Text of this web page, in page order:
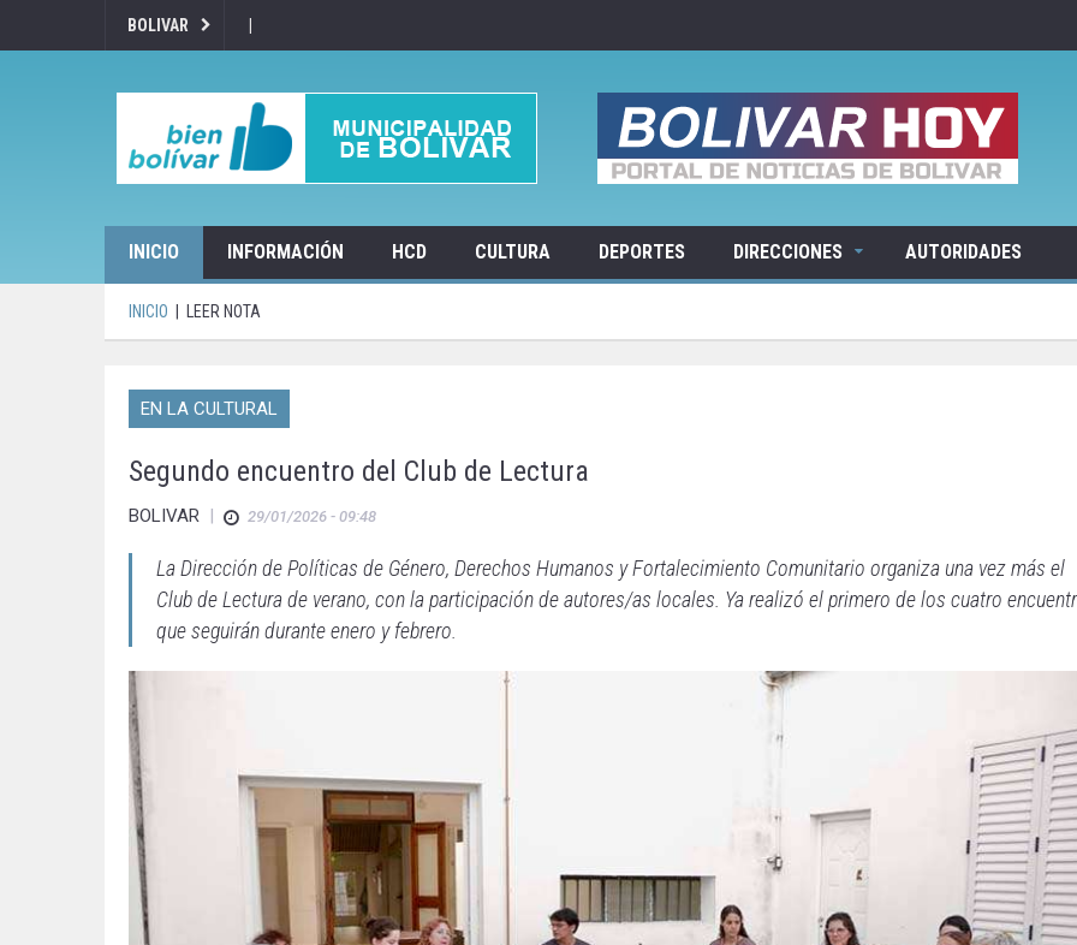
BOLIVAR |
INICIO INFORMACIÓN HCD CULTURA DEPORTES DIRECCIONES AUTORIDADES
INICIO LEER NOTA
EN LA CULTURAL
Segundo encuentro del Club de Lectura
BOLIVAR | 29/01/2026 - 09:48
La Dirección de Políticas de Género, Derechos Humanos y Fortalecimiento Comunitario organiza una vez más el
Club de Lectura de verano, con la participación de autores/as locales. Ya realizó el primero de los cuatro
que seguirán durante enero y febrero.